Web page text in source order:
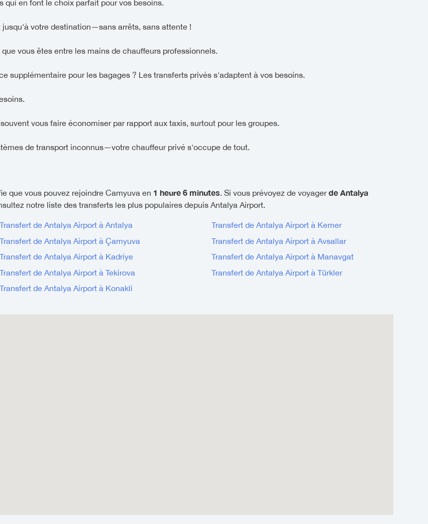
qui en font le choix parfait pour vos besoins.
votre destination—sans arrêts, sans attente !
vous êtes entre les mains de chauffeurs professionnels.
supplémentaire pour les bagages ? Les transferts privés s'adaptent à vos besoins.
vous faire économiser par rapport aux taxis, surtout pour les groupes.
de transport inconnus—votre chauffeur privé s'occupe de tout.
que vous pouvez rejoindre Camyuva en 1 heure 6 minutes. Si vous prévoyez de voyagerde Antalya
notre liste des transferts les plus populaires depuis Antalya Airport.
Transfert de Antalya Airport à Antalya
Transfert de Antalya Airport à Kemer
Transfert de Antalya Airport à Çamyuva
Transfert de Antalya Airport à Avsallar
Transfert de Antalya Airport à Kadriye
Transfert de Antalya Airport à Manavgat
Transfert de Antalya Airport à Tekirova
Transfert de Antalya Airport à Türkler
Transfert de Antalya Airport à Konakli